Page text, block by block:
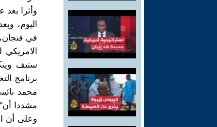
وأثرا بعد
اليوم،
في فنجان،
ستيف
برنامج
مشددا
وعلى أن